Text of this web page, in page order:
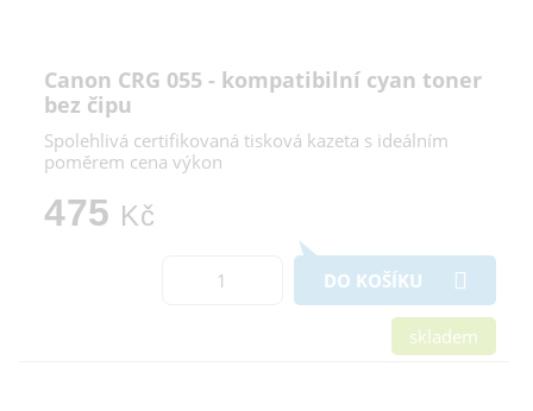
Canon CRG 055 - kompatibilní cyan toner
bez čipu
Spolehlivá certifikovaná tisková kazeta s ideálním
poměrem cena výkon
475 Kč
DO KOŠÍKU
skladem